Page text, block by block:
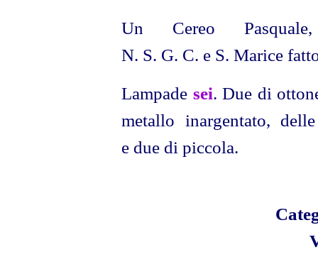
Un Cereo
N. S. G. C. e S. Marice
Lampade sei. Due di
metallo inargentato,
e due di piccola.